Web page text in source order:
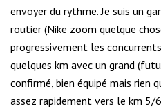
envoyer du rythme. Je suis un
routier (Nike zoom quelque
progressivement les
quelques km avec un grand
confirmé, bien équipé mais rien
assez rapidement vers le km